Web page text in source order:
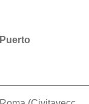
Puerto